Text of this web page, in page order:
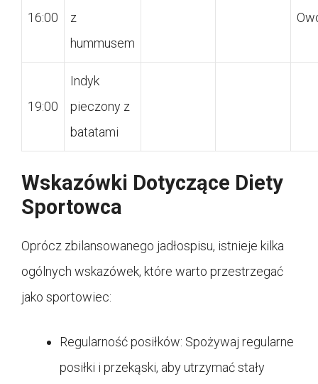
16:00
z
hummusem
19:00
Indyk
pieczony z
batatami
Wskazówki Dotyczące Diety
Sportowca
Oprócz zbilansowanego jadłospisu, istnieje kilka
ogólnych wskazówek, które warto przestrzegać
jako sportowiec:
Regularność posiłków: Spożywaj regularne
posiłki i przekąski, aby utrzymać stały